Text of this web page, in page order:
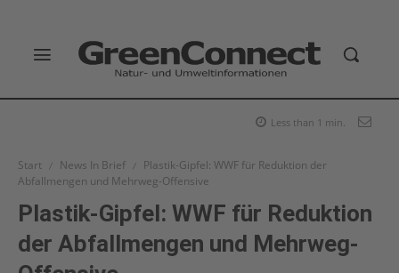
Less than 1 min.
Start News In Brief
Plastik-Gipfel: WWF für Reduktion der
Abfallmengen und Mehrweg-Offensive
Plastik-Gipfel: WWF für Reduktion
der Abfallmengen und Mehrweg-